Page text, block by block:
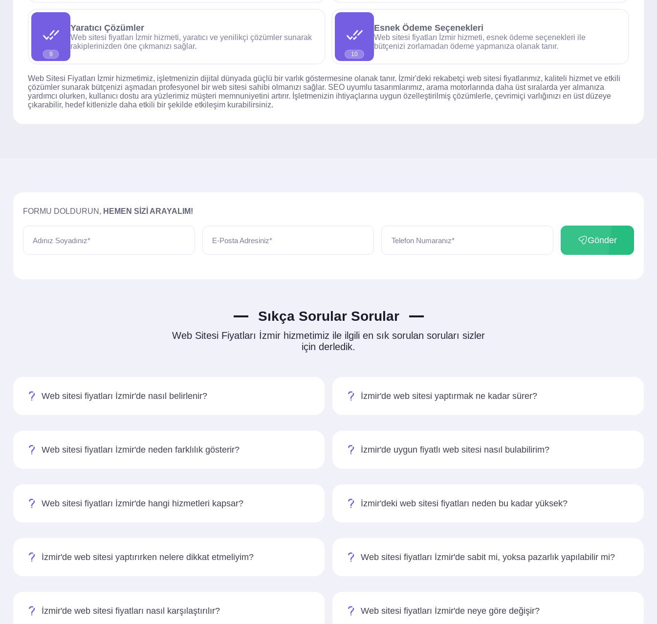
9
Yaratıcı Çözümler
Web sitesi fiyatları İzmir hizmeti, yaratıcı ve yenilikçi çözümler sunarak
rakiplerinizden öne çıkmanızı sağlar.
10
Esnek Ödeme Seçenekleri
Web sitesi fiyatları İzmir hizmeti, esnek ödeme seçenekleri ile
bütçenizi zorlamadan ödeme yapmanıza olanak tanır.
Web Sitesi Fiyatları İzmir hizmetimiz, işletmenizin dijital dünyada güçlü bir varlık göstermesine olanak tanır. İzmir'deki rekabetçi web sitesi fiyatlarımız, kaliteli hizmet ve etkili
çözümler sunarak bütçenizi aşmadan profesyonel bir web sitesi sahibi olmanızı sağlar. SEO uyumlu tasarımlarımız, arama motorlarında daha üst sıralarda yer almanıza
yardımcı olurken, kullanıcı dostu ara yüzlerimiz müşteri memnuniyetini artırır. İşletmenizin ihtiyaçlarına uygun özelleştirilmiş çözümlerle, çevrimiçi varlığınızı en üst düzeye
çıkarabilir, hedef kitlenizle daha etkili bir şekilde etkileşim kurabilirsiniz.
FORMU DOLDURUN, HEMEN SIZI ARAYALIM!
Adınız Soyadınız* E-Posta Adresiniz* Telefon Numaranız* Gönder
Sıkça Sorular Sorular
Web Sitesi Fiyatları İzmir hizmetimiz ile ilgili en sık sorulan soruları sizler
için derledik.
Web sitesi fiyatları İzmir'de nasıl belirlenir? İzmir'de web sitesi yaptırmak ne kadar sürer?
Web sitesi fiyatları İzmir'de neden farklılık gösterir? İzmir'de uygun fiyatlı web sitesi nasıl bulabilirim?
Web sitesi fiyatları İzmir'de hangi hizmetleri kapsar? İzmir'deki web sitesi fiyatları neden bu kadar yüksek?
İzmir'de web sitesi yaptırırken nelere dikkat etmeliyim? Web sitesi fiyatları İzmir'de sabit mi, yoksa pazarlık yapılabilir mi?
İzmir'de web sitesi fiyatları nasıl karşılaştırılır? Web sitesi fiyatları İzmir'de neye göre değişir?